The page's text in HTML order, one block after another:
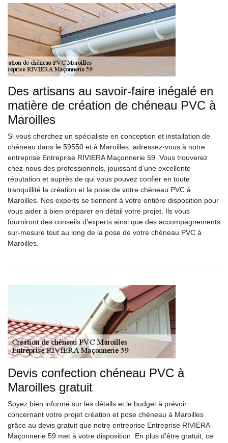
Des artisans au savoir-faire inégalé en
matière de création de chéneau PVC à
Maroilles
Si vous cherchez un spécialiste en conception et installation de
chéneau dans le 59550 et à Maroilles, adressez-vous à notre
entreprise Entreprise RIVIERA Maçonnerie 59. Vous trouverez
chez-nous des professionnels, jouissant d’une excellente
réputation et auprès de qui vous pouvez confier en toute
tranquillité la création et la pose de votre chéneau PVC à
Maroilles. Nos experts se tiennent à votre entière disposition pour
vous aider à bien préparer en détail votre projet. Ils vous
fourniront des conseils d’experts ainsi que des accompagnements
sur-mesure tout au long de la pose de votre chéneau PVC à
Maroilles.
Devis confection chéneau PVC à
Maroilles gratuit
Soyez bien informé sur les détails et le budget à prévoir
concernant votre projet création et pose chéneau à Maroilles
grâce au devis gratuit que notre entreprise Entreprise RIVIERA
Maçonnerie 59 met à votre disposition. En plus d’être gratuit, ce